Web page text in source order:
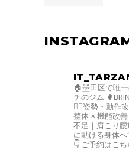
🏠墨田区で唯
チのジム
🧘‍♀️姿勢・動作
整体 × 機能改
不足｜肩こり腰
に動ける身体へ
👇 ご予約はこち